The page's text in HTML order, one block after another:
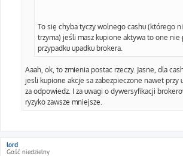
To się chyba tyczy wolnego cashu (którego
trzyma) jeśli masz kupione aktywa to one nie
przypadku upadku brokera.
Aaah, ok, to zmienia postac rzeczy. Jasne, dla
jesli kupione akcje sa zabezpieczone nawet przy
za odpowiedz. I za uwagi o dywersyfikacji
ryzyko zawsze mniejsze.
lord
Gość niedzielny